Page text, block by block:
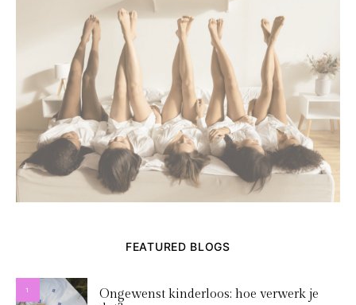
FEATURED BLOGS
1
Ongewenst kinderloos: hoe verwerk je